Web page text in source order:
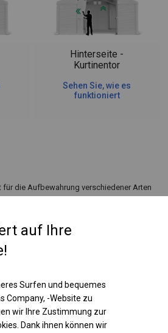
Hinterseite -
Kurtinentor
Sehen Sie, wie es
funktioniert
für die Aufbewahrung verschiedener Arten
ansehen
Plane ändern
auf Ihre
Surfen und bequemes
Company, -Website zu
wir Ihre Zustimmung zur
Dank ihnen können wir